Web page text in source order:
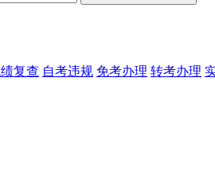
复查 自考违规 免考办理 转考办理